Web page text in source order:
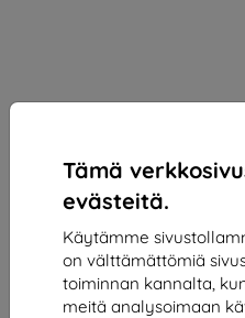
Tämä
evästeitä.
Käytämme
on välttämättömiä
toiminnan kannalta,
meitä analysoimaan
3mk ARC+ Protective
Oppo A5 Pro